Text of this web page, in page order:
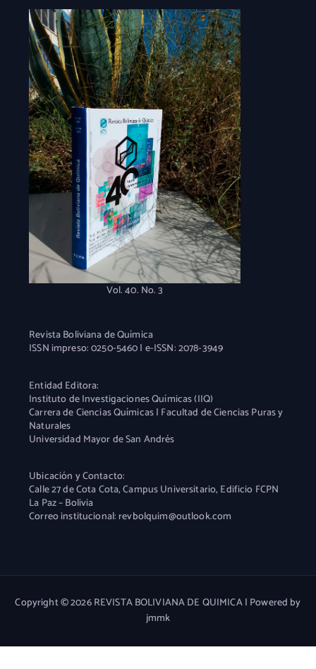
Vol. 40. No. 3
Revista Boliviana de Química
ISSN impreso: 0250-5460 | e-ISSN: 2078-3949
Entidad Editora:
Instituto de Investigaciones Químicas (IIQ)
Carrera de Ciencias Químicas | Facultad de Ciencias Puras y
Naturales
Universidad Mayor de San Andrés
Ubicación y Contacto:
Calle 27 de Cota Cota, Campus Universitario, Edificio FCPN
La Paz – Bolivia
Correo institucional: revbolquim@outlook.com
Copyright © 2026 REVISTA BOLIVIANA DE QUIMICA | Powered by
jmmk